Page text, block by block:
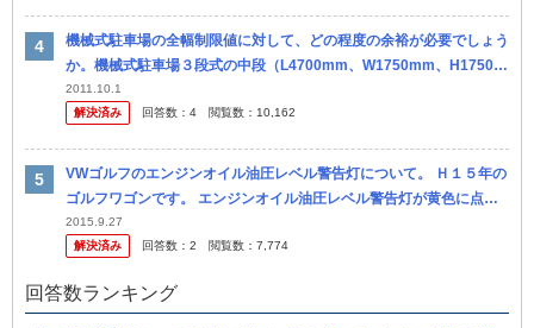
機械式駐車場の全幅制限値に対して、どの程度の余裕が必要でしょう
か。機械式駐車場３段式の中段（L4700mm、W1750mm、H1750m
mの制限値）に、ゴルフワゴン(L4400mm、W1730m...
2011.10.1
解決済み
回答数： 4 閲覧数： 10,162
VWゴルフのエンジンオイル油圧レベル警告灯について。 Ｈ１５年の
ゴルフワゴンです。 エンジンオイル油圧レベル警告灯が黄色に点灯
しました。 オイル交換時期でしたのでディーラーでオイル交換しま
し...
2015.9.27
解決済み
回答数： 2 閲覧数： 7,774
回答数ランキング